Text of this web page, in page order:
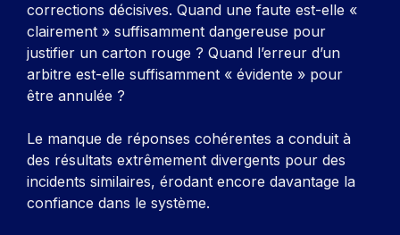
corrections décisives. Quand une faute est-elle «
clairement » suffisamment dangereuse pour
justifier un carton rouge ? Quand l’erreur d’un
arbitre est-elle suffisamment « évidente » pour
être annulée ?
Le manque de réponses cohérentes a conduit à
des résultats extrêmement divergents pour des
incidents similaires, érodant encore davantage la
confiance dans le système.